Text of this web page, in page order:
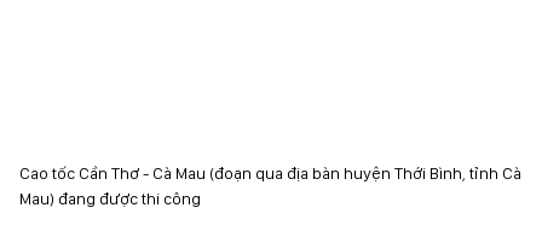
Cao tốc Cần Thơ - Cà Mau (đoạn qua địa bàn huyện Thới Bình, tỉnh Cà
Mau) đang được thi công